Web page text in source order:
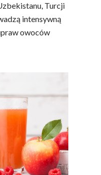
Turcji
intensywną
owoców